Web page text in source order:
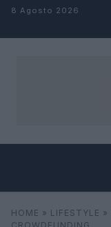
Salta al contenuto
8 Agosto 2026
Cerca
HOME » LIFESTYLE »